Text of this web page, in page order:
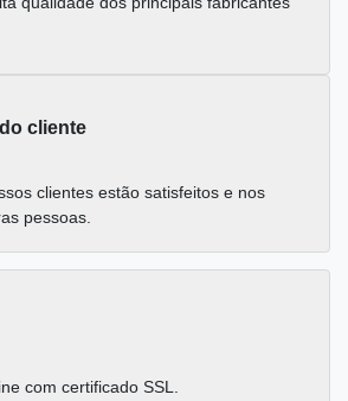
cliente
clientes estão satisfeitos e nos
pessoas.
com certificado SSL.